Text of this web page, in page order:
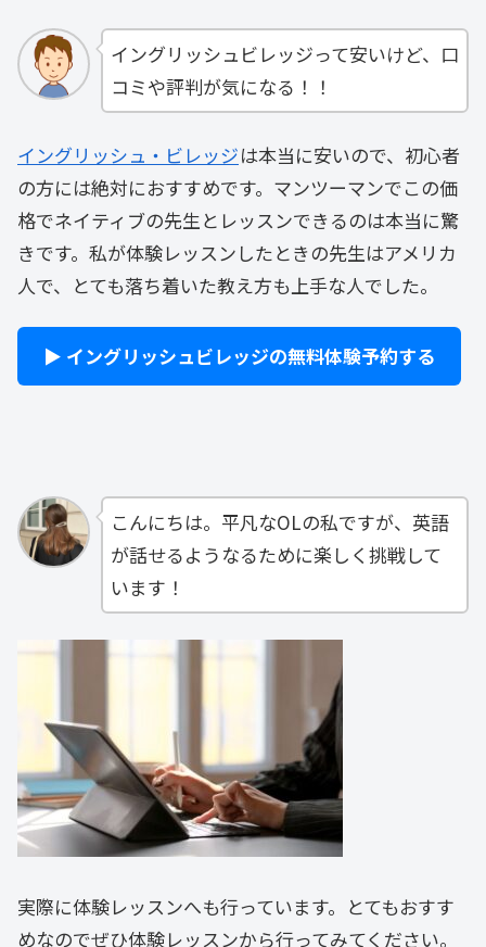
イングリッシュビレッジって安いけど、口
コミや評判が気になる！！
イングリッシュ・ビレッジは本当に安いので、初心者
の方には絶対におすすめです。マンツーマンでこの価
格でネイティブの先生とレッスンできるのは本当に驚
きです。私が体験レッスンしたときの先生はアメリカ
人で、とても落ち着いた教え方も上手な人でした。
▶ イングリッシュビレッジの無料体験予約する
こんにちは。平凡なOLの私ですが、英語
が話せるようなるために楽しく挑戦して
います！
実際に体験レッスンへも行っています。とてもおすす
めなのでぜひ体験レッスンから行ってみてください。